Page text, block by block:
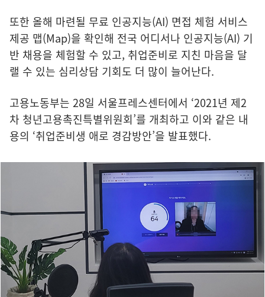
또한 올해 마련될 무료 인공지능(AI) 면접 체험 서비스
제공 맵(Map)을 확인해 전국 어디서나 인공지능(AI) 기
반 채용을 체험할 수 있고, 취업준비로 지친 마음을 달
랠 수 있는 심리상담 기회도 더 많이 늘어난다.
고용노동부는 28일 서울프레스센터에서 ‘2021년 제2
차 청년고용촉진특별위원회’를 개최하고 이와 같은 내
용의 ‘취업준비생 애로 경감방안’을 발표했다.